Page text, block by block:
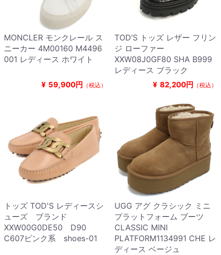
MONCLER モンクレール ス
ニーカー 4M00160 M4496
001 レディース ホワイト
¥ 59,900円 （税込）
TOD’S トッズ レザー フリン
ジ ローファー
XXW08J0GF80 SHA B999
レディース ブラック
¥ 82,200円 （税込）
トッズ TOD'S レディースシ
ューズ ブランド
XXW00G0DE50 D90
C607ピンク系 shoes-01
UGG アグ クラシック ミニ
プラットフォーム ブーツ
CLASSIC MINI
PLATFORM1134991 CHE レ
ディース ベージュ